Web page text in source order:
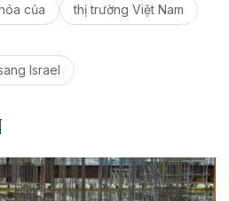
của
thị trường Việt Nam
Israel